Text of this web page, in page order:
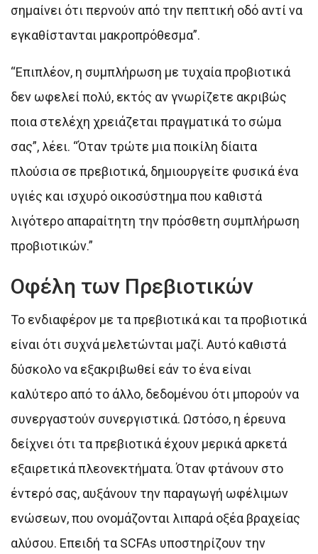
σημαίνει ότι περνούν από την πεπτική οδό αντί να
εγκαθίστανται μακροπρόθεσμα”.
“Επιπλέον, η συμπλήρωση με τυχαία προβιοτικά
δεν ωφελεί πολύ, εκτός αν γνωρίζετε ακριβώς
ποια στελέχη χρειάζεται πραγματικά το σώμα
σας”, λέει. “Όταν τρώτε μια ποικίλη δίαιτα
πλούσια σε πρεβιοτικά, δημιουργείτε φυσικά ένα
υγιές και ισχυρό οικοσύστημα που καθιστά
λιγότερο απαραίτητη την πρόσθετη συμπλήρωση
προβιοτικών.”
Οφέλη των Πρεβιοτικών
Το ενδιαφέρον με τα πρεβιοτικά και τα προβιοτικά
είναι ότι συχνά μελετώνται μαζί. Αυτό καθιστά
δύσκολο να εξακριβωθεί εάν το ένα είναι
καλύτερο από το άλλο, δεδομένου ότι μπορούν να
συνεργαστούν συνεργιστικά. Ωστόσο, η έρευνα
δείχνει ότι τα πρεβιοτικά έχουν μερικά αρκετά
εξαιρετικά πλεονεκτήματα. Όταν φτάνουν στο
έντερό σας, αυξάνουν την παραγωγή ωφέλιμων
ενώσεων, που ονομάζονται λιπαρά οξέα βραχείας
αλύσου. Επειδή τα SCFAs υποστηρίζουν την